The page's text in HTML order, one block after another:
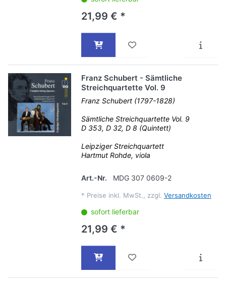
21,99 € *
Franz Schubert - Sämtliche
Streichquartette Vol. 9
Franz Schubert (1797-1828)
Sämtliche Streichquartette Vol. 9
D 353, D 32, D 8 (Quintett)
Leipziger Streichquartett
Hartmut Rohde, viola
Art.-Nr. MDG 307 0609-2
* Preise inkl. MwSt., zzgl. Versandkosten
sofort lieferbar
21,99 € *